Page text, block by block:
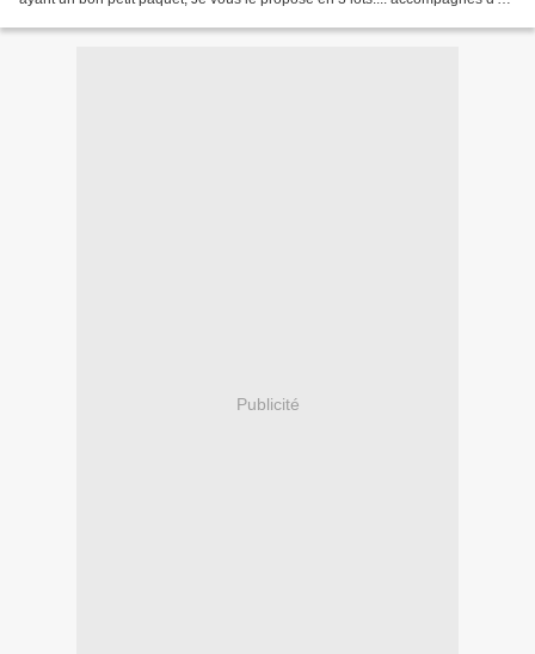
Publicité